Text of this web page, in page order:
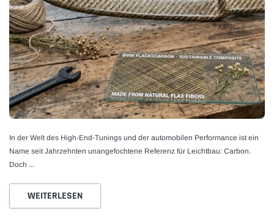
In der Welt des High-End-Tunings und der automobilen Performance ist ein
Name seit Jahrzehnten unangefochtene Referenz für Leichtbau: Carbon.
Doch ...
WEITERLESEN